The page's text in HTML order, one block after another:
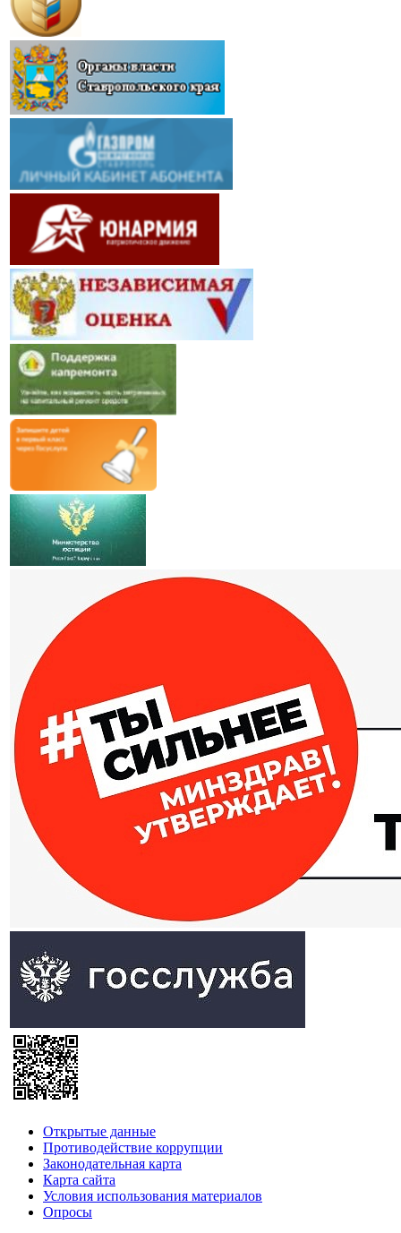
Открытые данные
Противодействие коррупции
Законодательная карта
Карта сайта
Условия использования материалов
Опросы